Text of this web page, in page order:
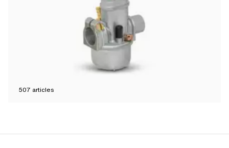
507 articles